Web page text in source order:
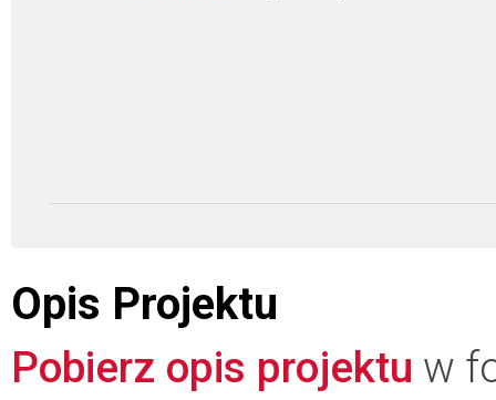
Opis Projektu
Pobierz opis projektu w